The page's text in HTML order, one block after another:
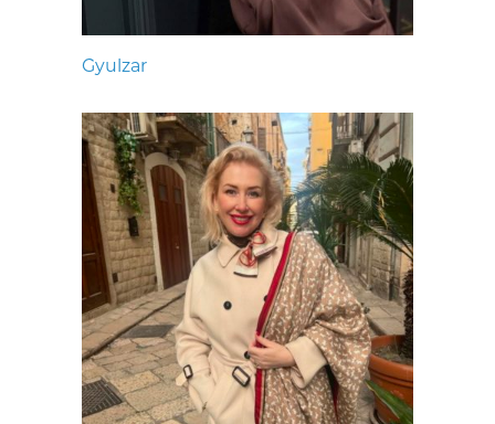
Gyulzar